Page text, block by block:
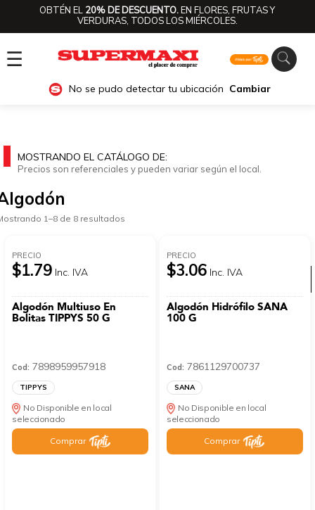
OBTÉN EL 20% DE DESCUENTO.EN FLORES, FRUTAS Y
VERDURAS, TODOS LOS MIÉRCOLES.
☰
No se pudo detectar tu ubicación Cambiar
Ver categorías
MOSTRANDO EL CATÁLOGO DE:
Precios son referenciales y pueden variar según el local.
1–8 de 8 resultados
PRECIO
$1.79 Inc. IVA
Algodón Multiuso En
Bolitas TIPPYS 50 G
Cod: 7898959957918
TIPPYS
No Disponible en local
seleccionado
Comprar
PRECIO
$3.06 Inc. IVA
Algodón Hidrófilo SANA
100 G
Cod: 7861129700737
SANA
No Disponible en local
seleccionado
Comprar